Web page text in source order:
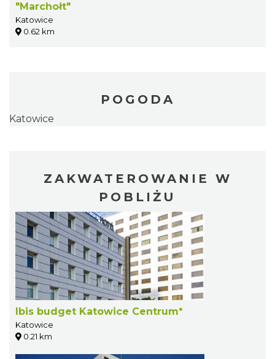
"Marchołt"
Katowice
0.62 km
POGODA
Katowice
ZAKWATEROWANIE W
POBLIŻU
Ibis budget Katowice Centrum*
Katowice
0.21 km